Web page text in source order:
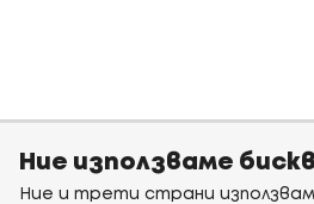
Ние използваме
Ние и трети страни